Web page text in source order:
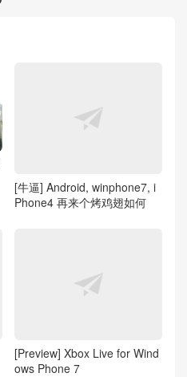
[牛逼] Android, winphone7, i
Phone4 再来个烤鸡翅如何
[Preview] Xbox Live for Wind
ows Phone 7